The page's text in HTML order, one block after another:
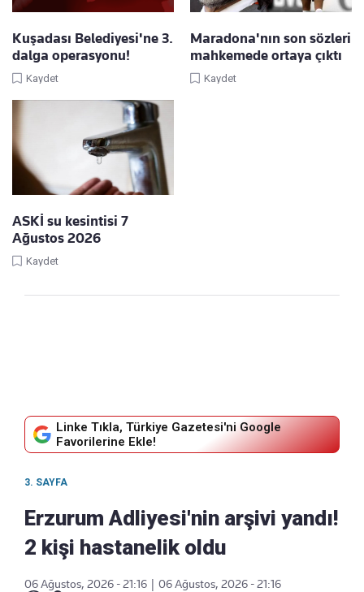
Kuşadası Belediyesi'ne 3.
dalga operasyonu!
Kaydet
Maradona'nın son sözleri
mahkemede ortaya çıktı
Kaydet
ASKİ su kesintisi 7
Ağustos 2026
Kaydet
Linke Tıkla, Türkiye Gazetesi'ni Google
Favorilerine Ekle!
3. SAYFA
Erzurum Adliyesi'nin arşivi yandı!
2 kişi hastanelik oldu
06 Ağustos, 2026 - 21:16
06 Ağustos, 2026 - 21:16